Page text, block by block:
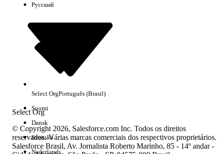
Sem resultados
Select Org
Русский
Select OrgPortuguês (Brasil)
Suomi
Dansk
Svenska
Nederlands
© Copyright 2026, Salesforce.com Inc. Todos os direitos
reservados. Várias marcas comerciais dos respectivos proprietários.
Salesforce Brasil, Av. Jornalista Roberto Marinho, 85 - 14º andar -